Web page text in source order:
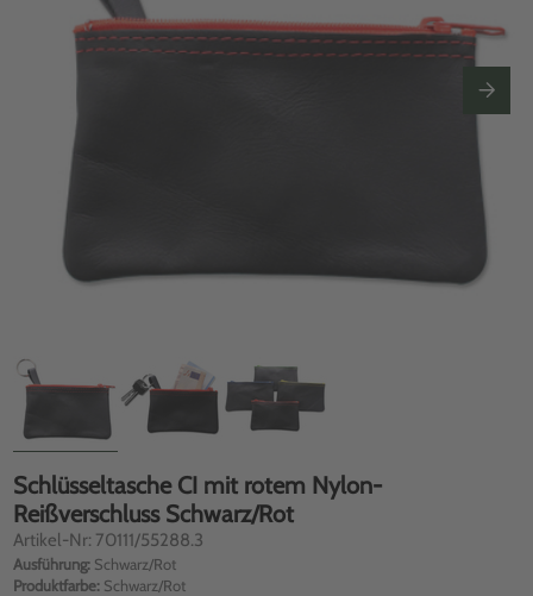
Schlüsseltasche CI mit rotem Nylon-
Reißverschluss Schwarz/Rot
Artikel-Nr: 70111/55288.3
Ausführung: Schwarz/Rot
Produktfarbe: Schwarz/Rot